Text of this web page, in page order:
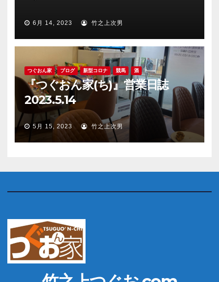
6月 14, 2023 竹之上次男
つぐおん家 ブログ 新型コロナ 競馬 酒
『つぐおん家(ち)』営業日誌
2023.5.14
5月 15, 2023 竹之上次男